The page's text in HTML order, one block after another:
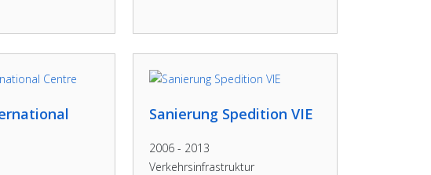
Sanierung Spedition VIE
2006 - 2013
Verkehrsinfrastruktur